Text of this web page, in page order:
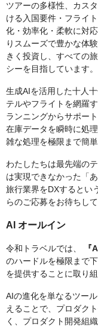
ツアーの多様性、カス
ける入国要件・フライ
化・効率化・柔軟に対
りスムーズで豊かな体
きく投資し、すべての
シーを目指しています。
生成AIを活用した十人
テルやフライトを網羅
ランニングからサポー
在庫データを瞬時に処
雑な処理を極限まで簡
わたしたちは最先端の
は実現できなかった「
旅行業界をDXするとい
らのご応募をお待ちして
AI オールイン
令和トラベルでは、 『
のハードルを極限まで
を提供することに取り組
AIの進化を単なるツー
えることで、プロダク
く、プロダクト開発組